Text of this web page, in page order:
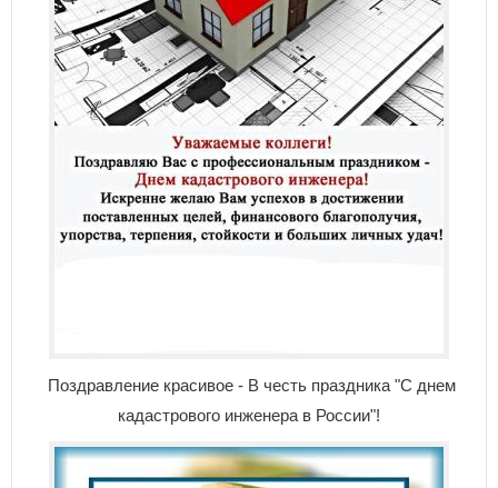
Поздравление красивое - В честь праздника "С днем
кадастрового инженера в России"!